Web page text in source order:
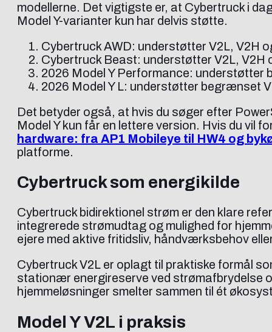
modellerne. Det vigtigste er, at Cybertruck i
Model Y-varianter kun har delvis støtte.
Cybertruck AWD: understøtter V2L, V2H
Cybertruck Beast: understøtter V2L, V2H
2026 Model Y Performance: understøtter
2026 Model Y L: understøtter begrænset
Det betyder også, at hvis du søger efter
Model Y kun får en lettere version. Hvis du
hardware: fra AP1 Mobileye til HW4 og
platforme.
Cybertruck som energikilde
Cybertruck bidirektionel strøm er den klare
integrerede strømudtag og mulighed for
ejere med aktive fritidsliv, håndværksbehov
Cybertruck V2L er oplagt til praktiske formål
stationær energireserve ved strømafbrydelse
hjemmeløsninger smelter sammen til ét
Model Y V2L i praksis